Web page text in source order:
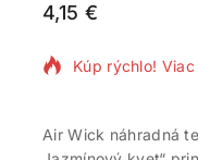
4,15 €
13 produktov
Kúp rýchlo!
Air Wick náhradná